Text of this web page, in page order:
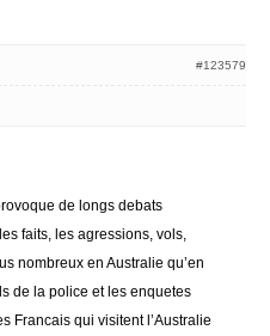
#123579
de longs debats
faits, les agressions, vols,
nombreux en Australie qu’en
de la police et les enquetes
Francais qui visitent l’Australie